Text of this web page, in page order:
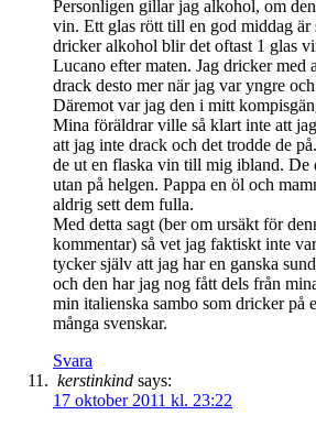
Personligen gillar jag alkohol, om
vin. Ett glas rött till en god middag är
dricker alkohol blir det oftast 1 glas
Lucano efter maten. Jag dricker med
drack desto mer när jag var yngre
Däremot var jag den i mitt
Mina föräldrar ville så klart inte att
att jag inte drack och det trodde de
de ut en flaska vin till mig ibland. De
utan på helgen. Pappa en öl och
aldrig sett dem fulla.
Med detta sagt (ber om ursäkt för
kommentar) så vet jag faktiskt inte
tycker själv att jag har en ganska
och den har jag nog fått dels från
min italienska sambo som dricker på
många svenskar.
Svara
kerstinkind says:
17 oktober 2011 kl. 23:22